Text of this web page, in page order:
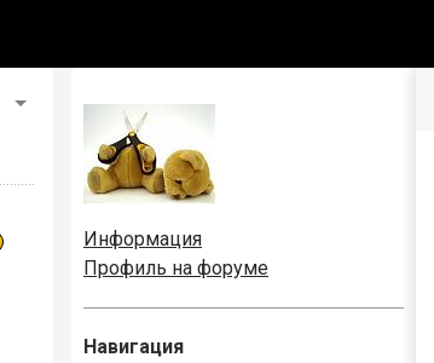
Информация
Профиль на форуме
Навигация